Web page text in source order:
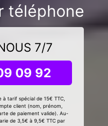
téléphone
7/7
09 92
tarif spécial de 15€ TTC,
client (nom, prénom,
de paiement valide). Au-
de 3,5€ à 9,5€ TTC par